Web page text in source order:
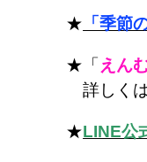
★ 「季節
★「 えん
詳しくは
★LINE公